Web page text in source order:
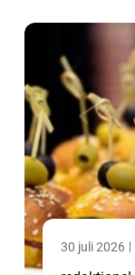
30 juli 2026